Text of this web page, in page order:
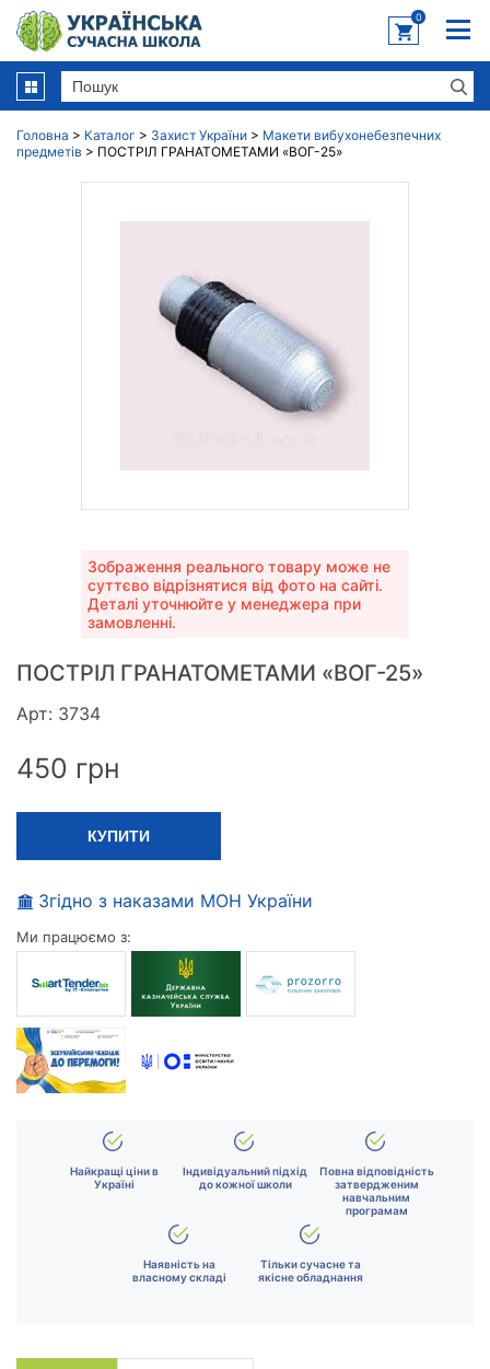
0
Головна > Каталог > Захист України > Макети вибухонебезпечних
предметів > ПОСТРІЛ ГРАНАТОМЕТАМИ «ВОГ-25»
Зображення реального товару може не
суттєво відрізнятися від фото на сайті.
Деталі уточнюйте у менеджера при
замовленні.
ПОСТРІЛ ГРАНАТОМЕТАМИ «ВОГ-25»
Арт: 3734
450 грн
КУПИТИ
Згідно з наказами МОН України
Ми працюємо з:
Найкращі ціни в
Україні
Індивідуальний підхід
до кожної школи
Повна відповідність
затвердженим
навчальним
програмам
Наявність на
власному складі
Тільки сучасне та
якісне обладнання